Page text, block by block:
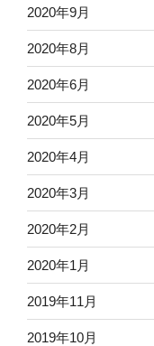
2020年9月
2020年8月
2020年6月
2020年5月
2020年4月
2020年3月
2020年2月
2020年1月
2019年11月
2019年10月